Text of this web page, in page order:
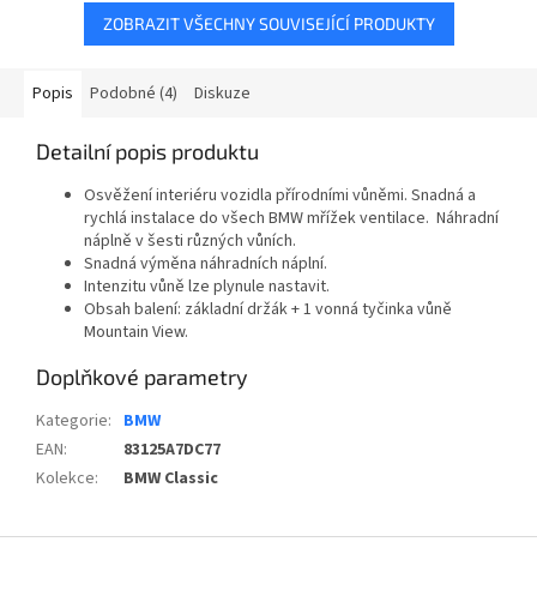
ZOBRAZIT VŠECHNY SOUVISEJÍCÍ PRODUKTY
Popis Podobné (4) Diskuze
Detailní popis produktu
Osvěžení interiéru vozidla přírodními vůněmi. Snadná a
rychlá instalace do všech BMW mřížek ventilace. Náhradní
náplně v šesti různých vůních.
Snadná výměna náhradních náplní.
Intenzitu vůně lze plynule nastavit.
Obsah balení: základní držák + 1 vonná tyčinka vůně
Mountain View.
Doplňkové parametry
Kategorie: BMW
EAN:
83125A7DC77
Kolekce: BMW Classic